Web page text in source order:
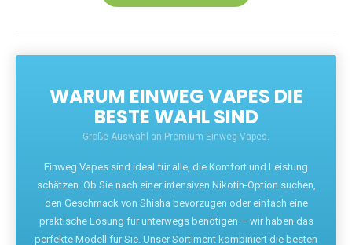
WARUM EINWEG VAPES DIE
BESTE WAHL SIND
Große Auswahl an Premium-Einweg Vapes.
Einweg Vapes sind ideal für alle, die Komfort und Leistung
schätzen. Ob Sie nach einer intensiven Nikotin-Option suchen,
den Geschmack von Shisha bevorzugen oder einfach eine
praktische Lösung für unterwegs benötigen – wir haben das
perfekte Modell für Sie. Unser Sortiment kombiniert die besten